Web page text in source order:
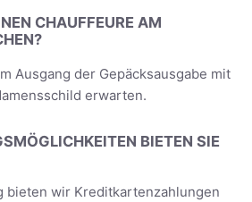
CHAUFFEURE AM
Ausgang der Gepäcksausgabe mit
erwarten.
BIETEN SIE
bieten wir Kreditkartenzahlungen